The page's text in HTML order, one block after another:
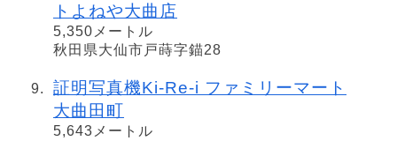
トよねや大曲店
5,350メートル
秋田県大仙市戸蒔字錨28
証明写真機Ki-Re-i ファミリーマート
大曲田町
5,643メートル